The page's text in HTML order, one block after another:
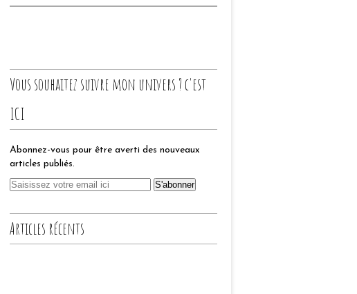
Vous souhaitez suivre mon univers ? c'est
ICI
Abonnez-vous pour être averti des nouveaux
articles publiés.
Articles récents